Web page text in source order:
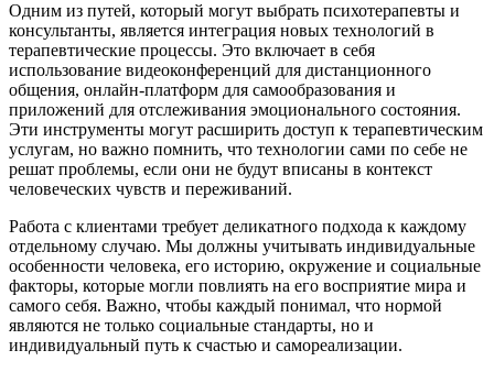
Одним из путей, который могут выбрать психотерапевты и
консультанты, является интеграция новых технологий в
терапевтические процессы. Это включает в себя
использование видеоконференций для дистанционного
общения, онлайн-платформ для самообразования и
приложений для отслеживания эмоционального состояния.
Эти инструменты могут расширить доступ к терапевтическим
услугам, но важно помнить, что технологии сами по себе не
решат проблемы, если они не будут вписаны в контекст
человеческих чувств и переживаний.
Работа с клиентами требует деликатного подхода к каждому
отдельному случаю. Мы должны учитывать индивидуальные
особенности человека, его историю, окружение и социальные
факторы, которые могли повлиять на его восприятие мира и
самого себя. Важно, чтобы каждый понимал, что нормой
являются не только социальные стандарты, но и
индивидуальный путь к счастью и самореализации.